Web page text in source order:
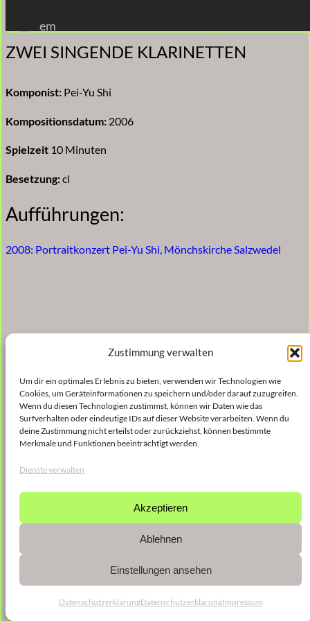
Zustimmung verwalten
Um dir ein optimales Erlebnis zu bieten, verwenden wir Technologien wie
Cookies, um Geräteinformationen zu speichern und/oder darauf zuzugreifen.
Wenn du diesen Technologien zustimmst, können wir Daten wie das
Surfverhalten oder eindeutige IDs auf dieser Website verarbeiten. Wenn du
deine Zustimmung nicht erteilst oder zurückziehst, können bestimmte
Merkmale und Funktionen beeinträchtigt werden.
Dienste verwalten
Akzeptieren
Ablehnen
Einstellungen ansehen
DatenschutzerklärungDatenschutzerklärungImpressum
Inhalt
springen
em
ZWEI SINGENDE KLARINETTEN
Komponist: Pei-Yu Shi
Kompositionsdatum: 2006
Spielzeit 10 Minuten
Besetzung:cl
Aufführungen:
2008: Portraitkonzert Pei-Yu Shi, Mönchskirche Salzwedel